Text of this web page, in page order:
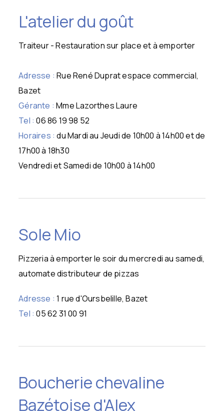
L'atelier du goût
Traiteur - Restauration sur place et à emporter
Adresse : Rue René Duprat espace commercial,
Bazet
Gérante : Mme Lazorthes Laure
Tel : 06 86 19 98 52
Horaires : du Mardi au Jeudi de 10h00 à 14h00 et de
17h00 à 18h30
Vendredi et Samedi de 10h00 à 14h00
Sole Mio
Pizzeria à emporter le soir du mercredi au samedi,
automate distributeur de pizzas
Adresse : 1 rue d'Oursbelille, Bazet
Tel : 05 62 31 00 91
Boucherie chevaline
Bazétoise d'Alex